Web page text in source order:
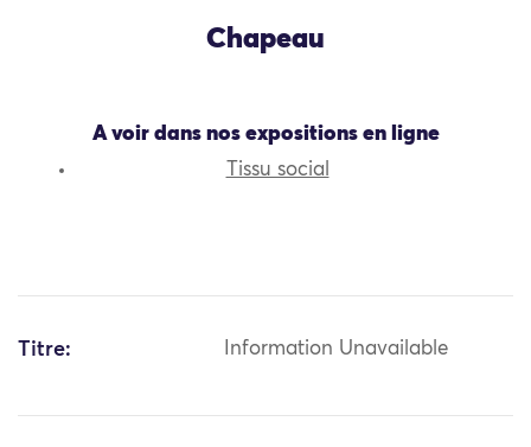
Chapeau
A voir dans nos expositions en ligne
Tissu social
Titre: Information Unavailable